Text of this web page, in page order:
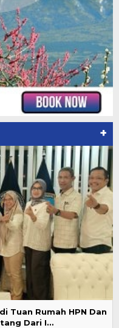
+
Tuan Rumah HPN Dan
Dari I…